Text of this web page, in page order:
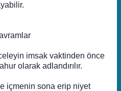
imsak vaktinden önce
olarak adlandırılır.
içmenin sona erip niyet